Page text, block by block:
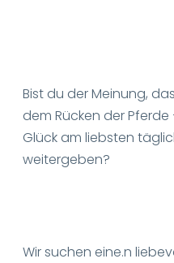
Bist du der Meinung,
dem Rücken der
Glück am liebsten
weitergeben?
Wir suchen eine.n